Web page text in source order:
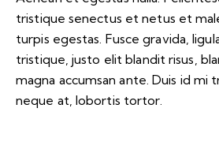
tristique senectus et netus et
turpis egestas. Fusce gravida,
tristique, justo elit blandit risus,
magna accumsan ante. Duis id mi
neque at, lobortis tortor.